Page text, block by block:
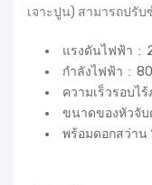
เจาะปูน) สามารถปรั
แรงดันไฟฟ้า :
กำลังไฟฟ้า :
ความเร็วรอบ
ขนาดของหัวจับ
พร้อมดอกสว่าน